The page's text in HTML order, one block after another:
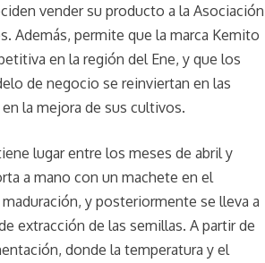
vender su producto a la Asociación
Además, permite que la marca Kemito
en la región del Ene, y que los
de negocio se reinviertan en las
la mejora de sus cultivos.
lugar entre los meses de abril y
a mano con un machete en el
y posteriormente se lleva a
extracción de las semillas. A partir de
donde la temperatura y el